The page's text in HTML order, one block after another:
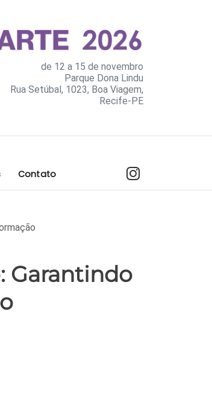
de 12 a 15 de novembro
Parque Dona Lindu
Rua Setúbal, 1023, Boa Viagem,
Recife-PE
Contato
Garantindo